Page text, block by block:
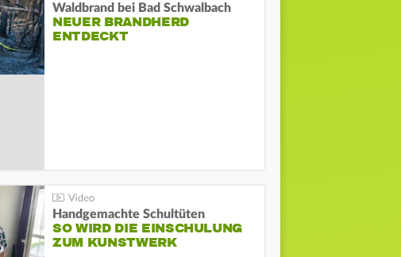
Waldbrand bei Bad Schwalbach
NEUER BRANDHERD
ENTDECKT
Handgemachte Schultüten
SO WIRD DIE EINSCHULUNG
ZUM KUNSTWERK